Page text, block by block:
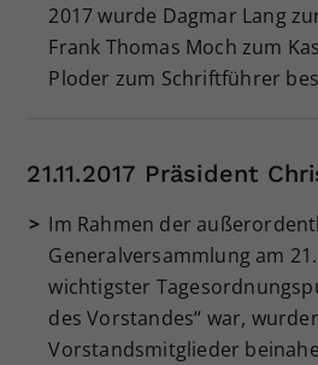
2017 wurde Dagmar Lang
Frank Thomas Moch zum
Ploder zum Schriftführer
21.11.2017 Präsident
Im Rahmen der
Generalversammlung am
wichtigster
des Vorstandes“ war,
Vorstandsmitglieder